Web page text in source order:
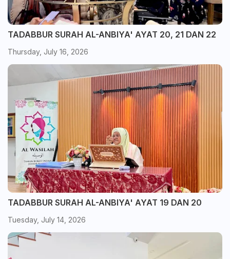
TADABBUR SURAH AL-ANBIYA' AYAT 20, 21 DAN 22
Thursday, July 16, 2026
TADABBUR SURAH AL-ANBIYA' AYAT 19 DAN 20
Tuesday, July 14, 2026